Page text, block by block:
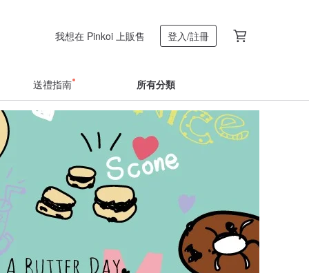
我想在 Pinkoi 上販售 登入/註冊
送禮指南 所有分類